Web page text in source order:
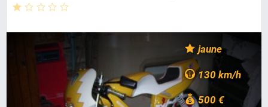
jaune
130 km/h
500 €